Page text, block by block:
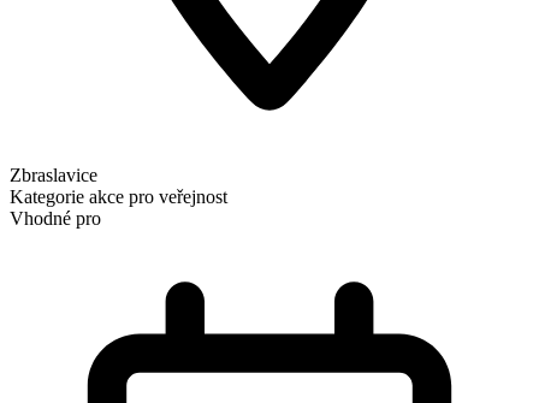
Zbraslavice
Kategorie akce pro veřejnost
Vhodné pro